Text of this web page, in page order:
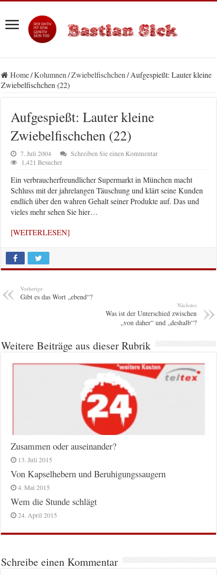
Home/Kolumnen/Zwiebelfischchen/Aufgespießt: Lauter kleine
Zwiebelfischchen (22)
Aufgespießt: Lauter kleine
Zwiebelfischchen (22)
7. Juli 2004
Schreiben Sie einen Kommentar
1,421 Besucher
Ein verbraucherfreundlicher Supermarkt in München macht
Schluss mit der jahrelangen Täuschung und klärt seine Kunden
endlich über den wahren Gehalt seiner Produkte auf. Das und
vieles mehr sehen Sie hier…
[WEITERLESEN]
Vorherige
Gibt es das Wort „ebend“?
Nächstes
Was ist der Unterschied zwischen
„von daher“ und „deshalb“?
Weitere Beiträge aus dieser Rubrik
Zusammen oder auseinander?
13. Juli 2015
Von Kapselhebern und Beruhigungssaugern
4. Mai 2015
Wem die Stunde schlägt
24. April 2015
Schreibe einen Kommentar